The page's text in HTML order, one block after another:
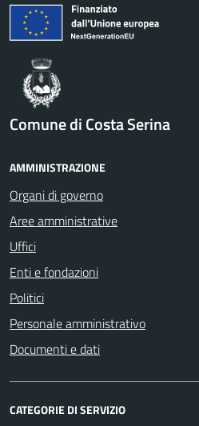
Comune di Costa Serina
AMMINISTRAZIONE
Organi di governo
Aree amministrative
Uffici
Enti e fondazioni
Politici
Personale amministrativo
Documenti e dati
CATEGORIE DI SERVIZIO